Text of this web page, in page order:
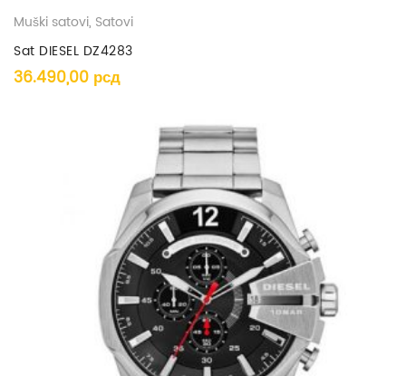
Muški satovi, Satovi
Sat DIESEL DZ4283
36.490,00 рсд